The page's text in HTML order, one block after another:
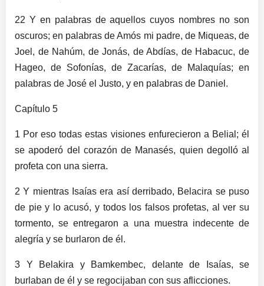
22 Y en palabras de aquellos cuyos nombres no son
oscuros; en palabras de Amós mi padre, de Miqueas, de
Joel, de Nahúm, de Jonás, de Abdías, de Habacuc, de
Hageo, de Sofonías, de Zacarías, de Malaquías; en
palabras de José el Justo, y en palabras de Daniel.
Capítulo 5
1 Por eso todas estas visiones enfurecieron a Belial; él
se apoderó del corazón de Manasés, quien degolló al
profeta con una sierra.
2 Y mientras Isaías era así derribado, Belacira se puso
de pie y lo acusó, y todos los falsos profetas, al ver su
tormento, se entregaron a una muestra indecente de
alegría y se burlaron de él.
3 Y Belakira y Bamkembec, delante de Isaías, se
burlaban de él y se regocijaban con sus aflicciones.